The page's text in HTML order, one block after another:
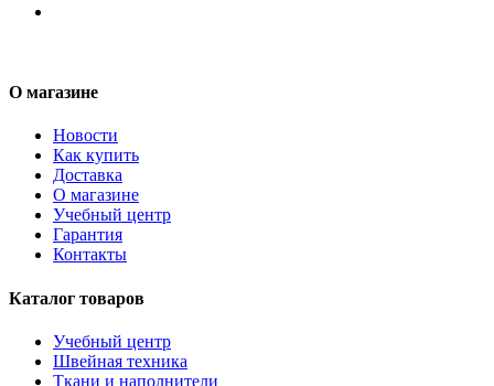
О магазине
Новости
Как купить
Доставка
О магазине
Учебный центр
Гарантия
Контакты
Каталог товаров
Учебный центр
Швейная техника
Ткани и наполнители